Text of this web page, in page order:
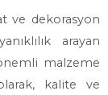
ve dekorasyon
arayan
malzeme
kalite ve